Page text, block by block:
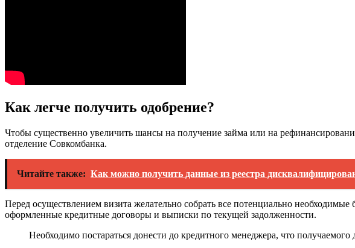
Как легче получить одобрение?
Чтобы существенно увеличить шансы на получение займа или на
отделение Совкомбанка.
Читайте также: Как можно получить данные из реестра
Перед осуществлением визита желательно собрать все потенциально
оформленные кредитные договоры и выписки по текущей задолженности.
Необходимо постараться донести до кредитного менеджера, что